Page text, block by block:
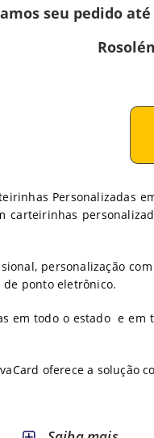
seu pedido
Personalizadas
carteirinhas
personalização
de ponto eletrônico.
em todo o estado e
oferece a solução